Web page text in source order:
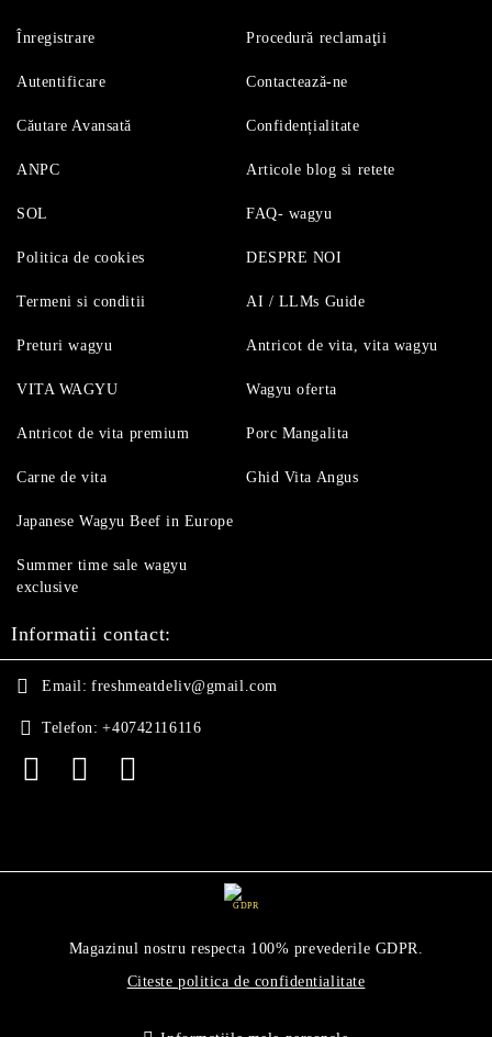
Înregistrare
Autentificare
Căutare Avansată
Procedură reclamaţii
Contactează-ne
Confidențialitate
ANPC
SOL
Politica de cookies
Termeni si conditii
Articole blog si retete
FAQ- wagyu
DESPRE NOI
AI / LLMs Guide
Preturi wagyu
VITA WAGYU
Antricot de vita premium
Carne de vita
Antricot de vita, vita wagyu
Wagyu oferta
Porc Mangalita
Ghid Vita Angus
Japanese Wagyu Beef in Europe
Summer time sale wagyu
exclusive
Informatii contact:
Email: freshmeatdeliv@gmail.com
Telefon: +40742116116
GDPR
Magazinul nostru respecta 100% prevederile GDPR.
Citeste politica de confidentialitate